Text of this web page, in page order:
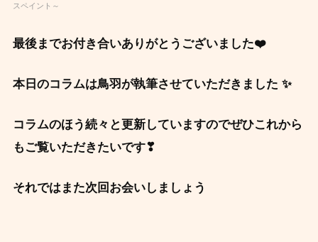
スペイント～
最後までお付き合いありがとうございました❤️
本日のコラムは鳥羽が執筆させていただきました ✨
コラムのほう続々と更新していますのでぜひこれから
もご覧いただきたいです❣
それではまた次回お会いしましょう